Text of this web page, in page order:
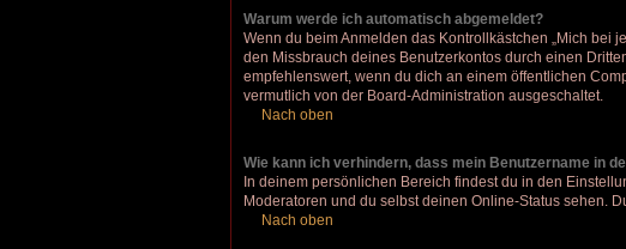
Warum werde ich automatisch abgemeldet?
Wenn du beim Anmelden das Kontrollkästchen „Mich bei
den Missbrauch deines Benutzerkontos durch einen
empfehlenswert, wenn du dich an einem öffentlichen
vermutlich von der Board-Administration ausgeschaltet.
Nach oben
Wie kann ich verhindern, dass mein Benutzername in
In deinem persönlichen Bereich findest du in den
Moderatoren und du selbst deinen Online-Status sehen.
Nach oben